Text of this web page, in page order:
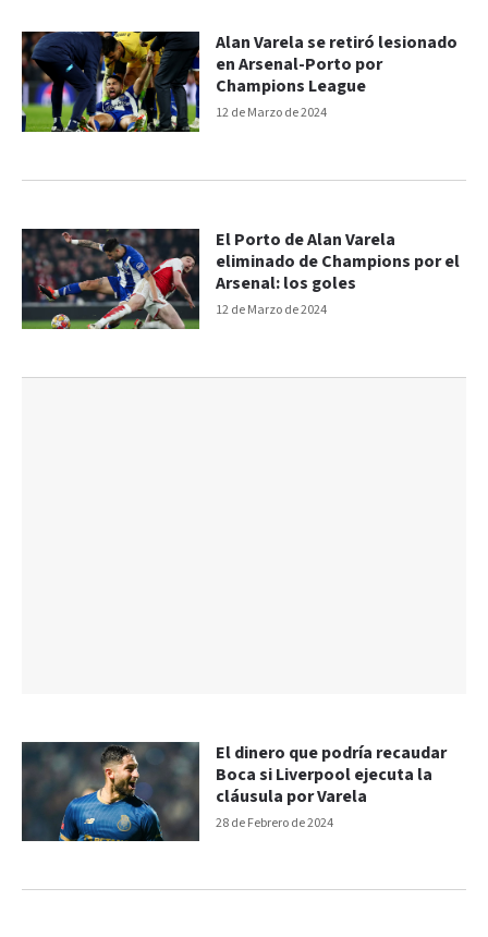
12 de Marzo de 2024
Alan Varela se retiró lesionado
en Arsenal-Porto por
Champions League
12 de Marzo de 2024
El Porto de Alan Varela
eliminado de Champions por el
Arsenal: los goles
28 de Febrero de 2024
El dinero que podría recaudar
Boca si Liverpool ejecuta la
cláusula por Varela